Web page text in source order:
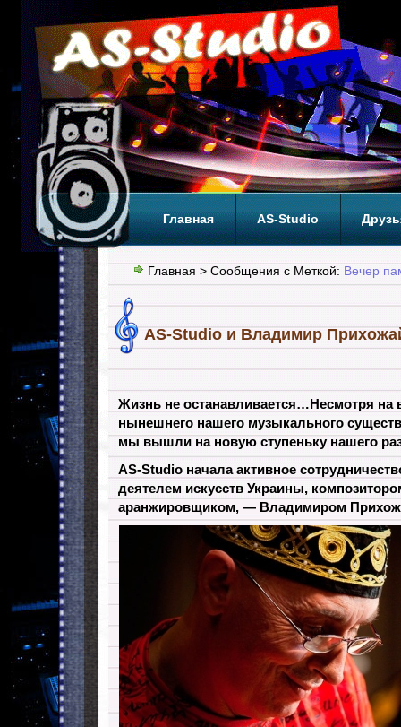
Главная AS-Studio
Теги ТОП
Главная > Сообщения с Меткой: Вечер
AS-Studio и Владимир
Жизнь не останавливается…Несмотря на
нынешнего нашего музыкального
мы вышли на новую ступеньку нашего
AS-Studio начала активное
деятелем искусств Украины,
аранжировщиком, — Владимиром